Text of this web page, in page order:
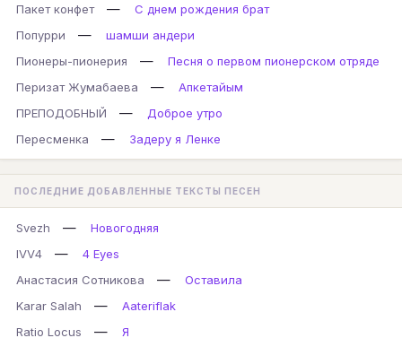
Пакет конфет
—
С днем рождения брат
Попурри
—
шамши андери
Пионеры-пионерия
—
Песня о первом пионерском отряде
Перизат Жумабаева
—
Апкетайым
ПРЕПОДОБНЫЙ
—
Доброе утро
Пересменка
— Задеру я Ленке
ПОСЛЕДНИЕ ДОБАВЛЕННЫЕ ТЕКСТЫ ПЕСЕН
Svezh —
Новогодняя
IVV4
—
4 Eyes
Анастасия Сотникова
—
Оставила
Karar Salah
—
Aateriflak
Ratio Locus
— Я